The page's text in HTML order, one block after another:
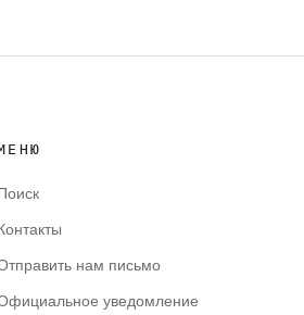
нам письмо
уведомление